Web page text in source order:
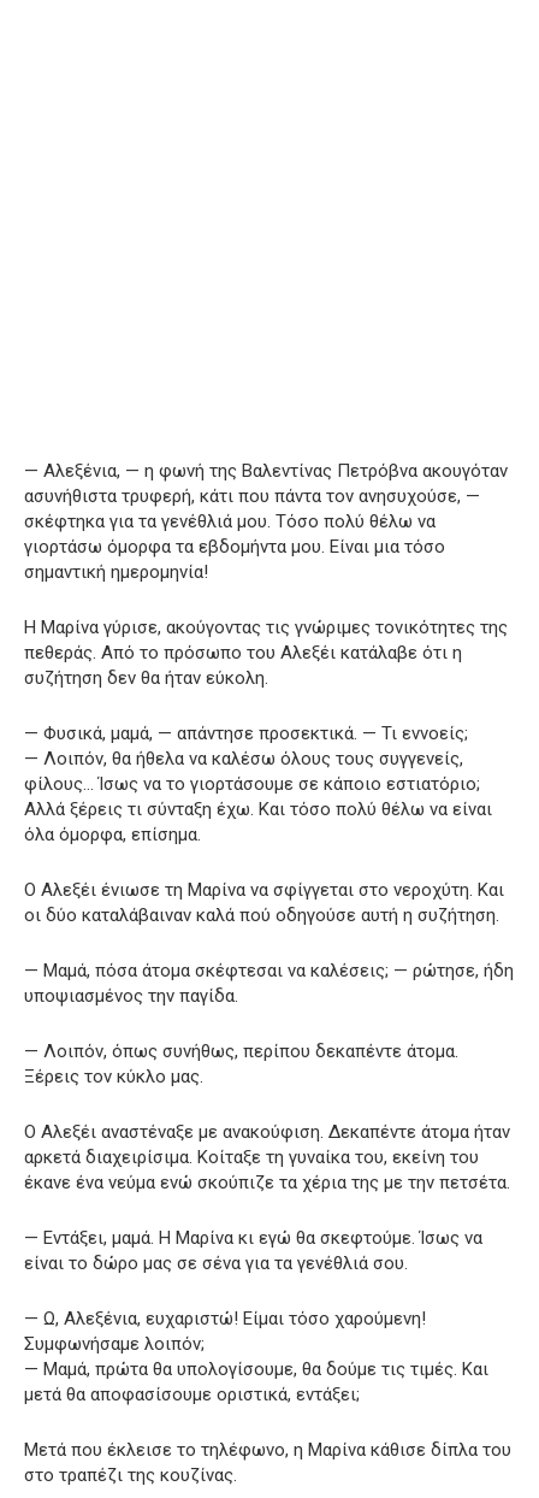
— Αλεξένια, — η φωνή της Βαλεντίνας Πετρόβνα ακουγόταν
ασυνήθιστα τρυφερή, κάτι που πάντα τον ανησυχούσε, —
σκέφτηκα για τα γενέθλιά μου. Τόσο πολύ θέλω να
γιορτάσω όμορφα τα εβδομήντα μου. Είναι μια τόσο
σημαντική ημερομηνία!
Η Μαρίνα γύρισε, ακούγοντας τις γνώριμες τονικότητες της
πεθεράς. Από το πρόσωπο του Αλεξέι κατάλαβε ότι η
συζήτηση δεν θα ήταν εύκολη.
— Φυσικά, μαμά, — απάντησε προσεκτικά. — Τι εννοείς;
— Λοιπόν, θα ήθελα να καλέσω όλους τους συγγενείς,
φίλους… Ίσως να το γιορτάσουμε σε κάποιο εστιατόριο;
Αλλά ξέρεις τι σύνταξη έχω. Και τόσο πολύ θέλω να είναι
όλα όμορφα, επίσημα.
Ο Αλεξέι ένιωσε τη Μαρίνα να σφίγγεται στο νεροχύτη. Και
οι δύο καταλάβαιναν καλά πού οδηγούσε αυτή η συζήτηση.
— Μαμά, πόσα άτομα σκέφτεσαι να καλέσεις; — ρώτησε, ήδη
υποψιασμένος την παγίδα.
— Λοιπόν, όπως συνήθως, περίπου δεκαπέντε άτομα.
Ξέρεις τον κύκλο μας.
Ο Αλεξέι αναστέναξε με ανακούφιση. Δεκαπέντε άτομα ήταν
αρκετά διαχειρίσιμα. Κοίταξε τη γυναίκα του, εκείνη του
έκανε ένα νεύμα ενώ σκούπιζε τα χέρια της με την πετσέτα.
— Εντάξει, μαμά. Η Μαρίνα κι εγώ θα σκεφτούμε. Ίσως να
είναι το δώρο μας σε σένα για τα γενέθλιά σου.
— Ω, Αλεξένια, ευχαριστώ! Είμαι τόσο χαρούμενη!
Συμφωνήσαμε λοιπόν;
— Μαμά, πρώτα θα υπολογίσουμε, θα δούμε τις τιμές. Και
μετά θα αποφασίσουμε οριστικά, εντάξει;
Μετά που έκλεισε το τηλέφωνο, η Μαρίνα κάθισε δίπλα του
στο τραπέζι της κουζίνας.